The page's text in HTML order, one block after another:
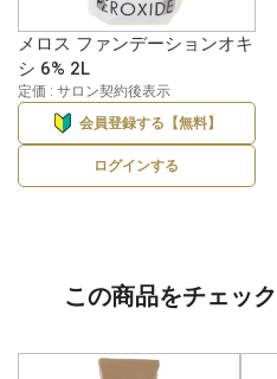
メロス ファンデーションオキ
シ 6% 2L
定価 : サロン契約後表示
会員登録する【無料】
ログインする
この商品をチェッ